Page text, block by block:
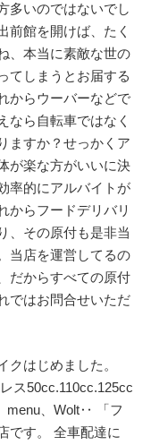
多いのではないでし
前館を開けば、たく
、本当に素敵な世の
てしまうとお届する
からウーバーなどで
なら自転車ではなく
ますか？せっかくア
が楽な方がいいに決
率的にアルバイトが
からフードデリバリ
、その原付も是非当
当店を運営してるの
だからすべての原付
ではお問合せいただ
クはじめました。
ス50cc.110cc.125cc
menu、Wolt‥ 「フ
です。 全車配達に